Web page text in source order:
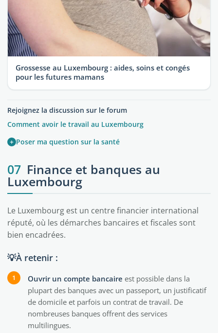
Grossesse au Luxembourg : aides, soins et congés
pour les futures mamans
Rejoignez la discussion sur le forum
Comment avoir le travail au Luxembourg
+ Poser ma question sur la santé
07 Finance et banques au
Luxembourg
Le Luxembourg est un centre financier international
réputé, où les démarches bancaires et fiscales sont
bien encadrées.
💡À retenir :
Ouvrir un compte bancaire est possible dans la
plupart des banques avec un passeport, un justificatif
de domicile et parfois un contrat de travail. De
nombreuses banques offrent des services
multilingues.